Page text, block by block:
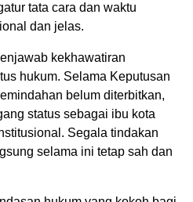
tata cara dan waktu
dan jelas.
kekhawatiran
hukum. Selama Keputusan
belum diterbitkan,
status sebagai ibu kota
Segala tindakan
selama ini tetap sah dan